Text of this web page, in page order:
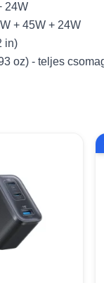
24W
+ 45W + 24W
in)
oz) - teljes